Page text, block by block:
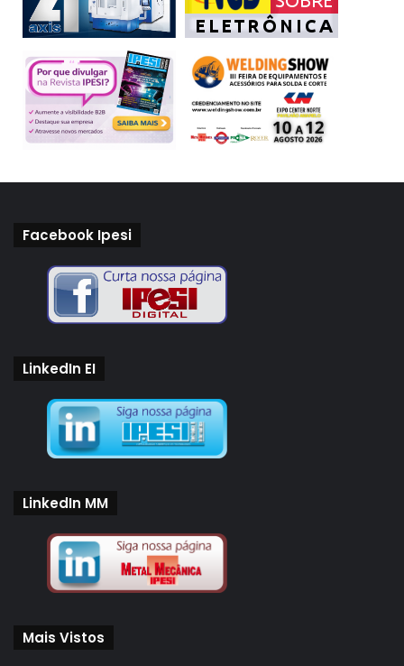
Facebook Ipesi
LinkedIn EI
LinkedIn MM
Mais Vistos